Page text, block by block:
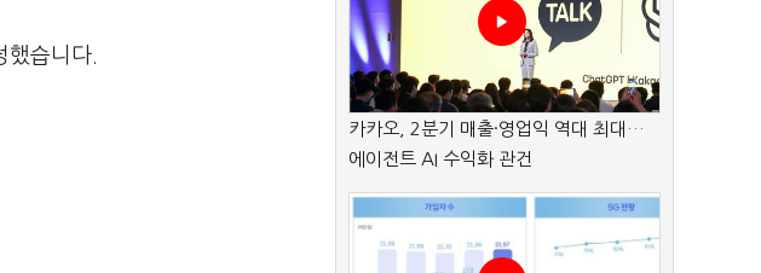
습니다.
카카오, 2분기 매출·영업익 역대 최대…
에이전트 AI 수익화 관건